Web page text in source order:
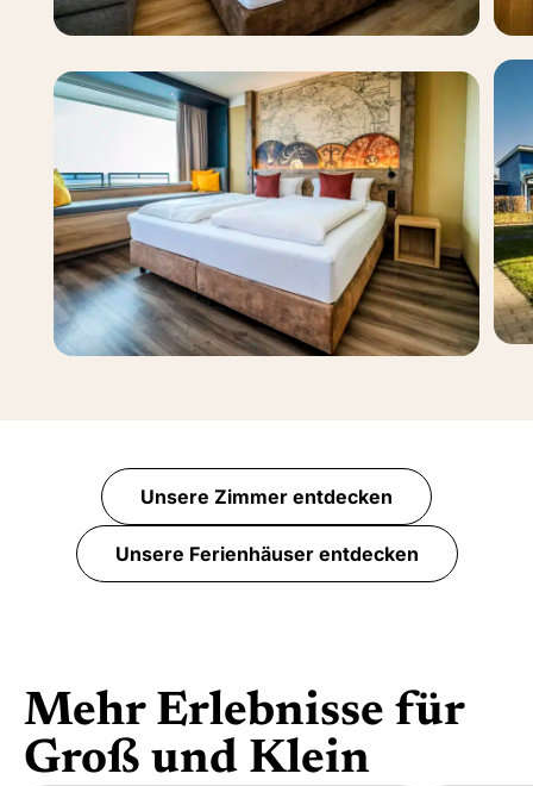
Komfort-Zimmer I 1-2 Personen
Urlaub mit Hund
Unsere Zimmer entdecken
Unsere Ferienhäuser entdecken
Mehr Erlebnisse für
Groß und Klein